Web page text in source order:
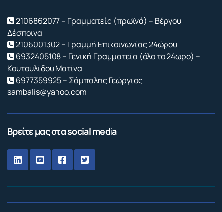
2106862077 – Γραμματεία (πρωϊνά) – Βέργου
Δέσποινα
2106001302 – Γραμμή Επικοινωνίας 24ώρου
6932405108 – Γενική Γραμματεία (όλο το 24ωρο) –
Κουτουλίδου Ματίνα
6977359925 – Σάμπαλης Γεώργιος
sambalis@yahoo.com
Βρείτε μας στα social media